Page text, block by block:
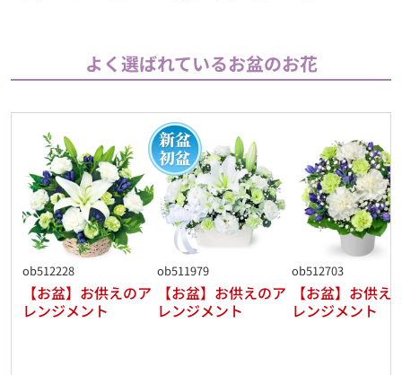
よく選ばれているお盆のお花
ob512228
【お盆】お供えのア
レンジメント
ob511979
【お盆】お供えのア
レンジメント
ob512703
【お盆】お供え
レンジメント